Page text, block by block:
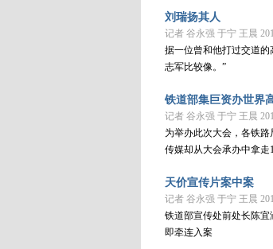
刘瑞扬其人
记者 谷永强 于宁 王晨
据一位曾和他打过交道
志军比较像。”
铁道部集巨资办世界
记者 谷永强 于宁 王晨
为举办此次大会，各铁
传媒却从大会承办中拿走
天价宣传片案中案
记者 谷永强 于宁 王晨
铁道部宣传处前处长陈
即牵连入案